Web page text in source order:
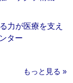
力が医療を支え
ター
もっと見る »